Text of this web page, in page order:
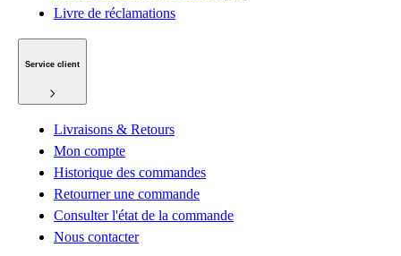
Livre de réclamations
Service client
Livraisons & Retours
Mon compte
Historique des commandes
Retourner une commande
Consulter l'état de la commande
Nous contacter